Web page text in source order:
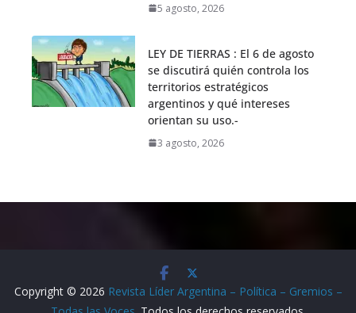
5 agosto, 2026
LEY DE TIERRAS : El 6 de agosto
se discutirá quién controla los
territorios estratégicos
argentinos y qué intereses
orientan su uso.-
3 agosto, 2026
Copyright © 2026 Revista Líder Argentina – Política – Gremios –